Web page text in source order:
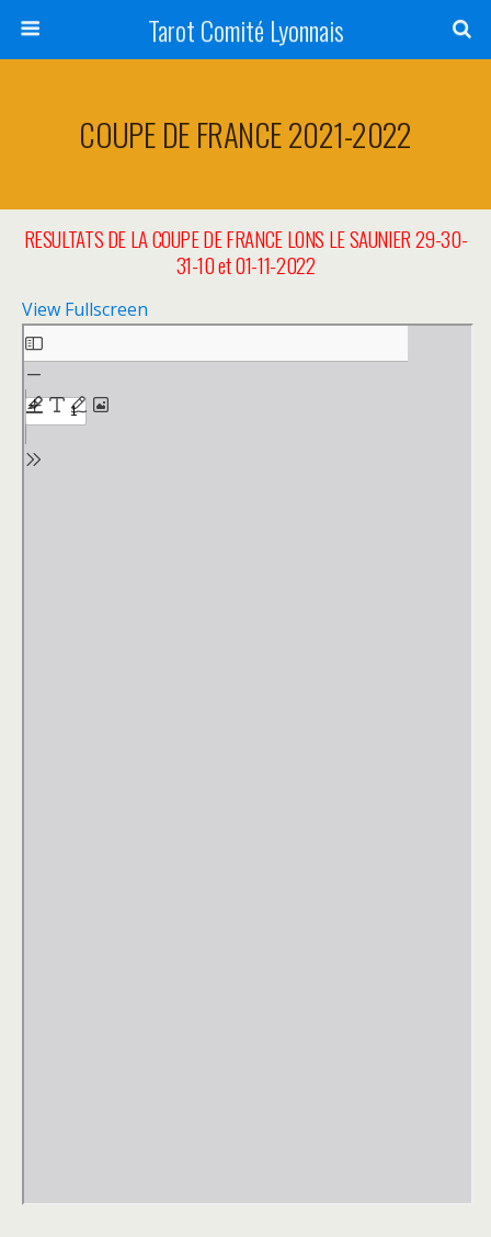
Tarot Comité Lyonnais
COUPE DE FRANCE 2021-2022
RESULTATS DE LA COUPE DE FRANCE LONS LE SAUNIER 29-30-
31-10 et 01-11-2022
View Fullscreen